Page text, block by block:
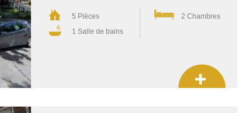
5 Pièces
1 Salle de bains
2 Chambres